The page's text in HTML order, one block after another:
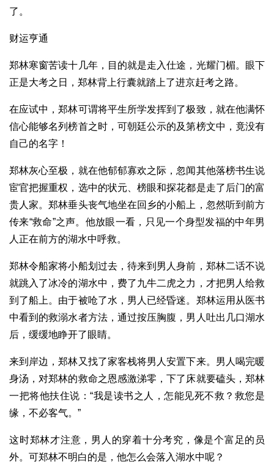
了。
财运亨通
郑林寒窗苦读十几年，目的就是走入仕途，光耀门楣。眼下
正是大考之日，郑林背上行囊就踏上了进京赶考之路。
在应试中，郑林可谓将平生所学发挥到了极致，就在他满怀
信心能够名列榜首之时，可朝廷公示的及第榜文中，竟没有
自己的名字！
郑林灰心至极，就在他郁郁寡欢之际，忽闻其他落榜书生说
宦官把握重权，选中的状元、榜眼和探花都是走了后门的富
贵人家。郑林垂头丧气地坐在回乡的小船上，忽然听到前方
传来“救命”之声。他放眼一看，只见一个身型发福的中年男
人正在前方的湖水中呼救。
郑林令船家将小船划过去，待来到男人身前，郑林二话不说
就跳入了冰冷的湖水中，费了九牛二虎之力，才把男人给救
到了船上。由于被呛了水，男人已经昏迷。郑林运用从医书
中看到的救溺水者方法，通过按压胸腹，男人吐出几口湖水
后，缓缓地睁开了眼睛。
来到岸边，郑林又找了家客栈将男人安置下来。男人喝完暖
身汤，对郑林的救命之恩感激涕零，下了床就要磕头，郑林
一把将他扶住说：“我是读书之人，怎能见死不救？救您是
缘，不必客气。”
这时郑林才注意，男人的穿着十分考究，像是个富足的员
外。可郑林不明白的是，他怎么会落入湖水中呢？